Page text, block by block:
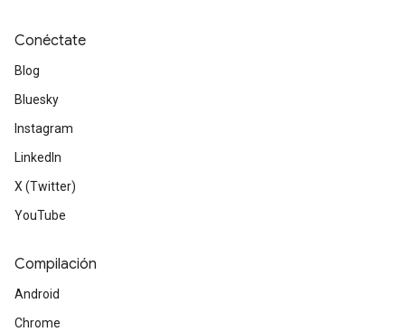
Conéctate
Blog
Bluesky
Instagram
LinkedIn
X (Twitter)
YouTube
Compilación
Android
Chrome